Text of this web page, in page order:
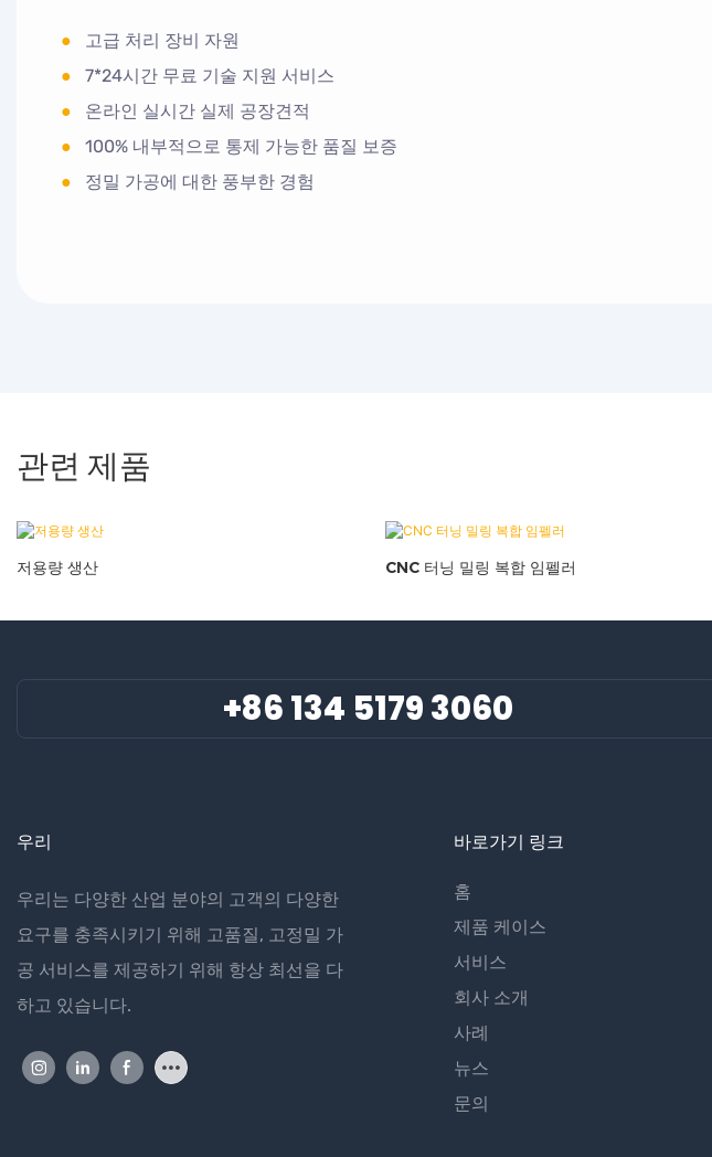
●
고급 처리 장비 자원
●
7*24시간 무료 기술 지원 서비스
●
온라인 실시간 실제 공장견적
●
100% 내부적으로 통제 가능한 품질 보증
●
정밀 가공에 대한 풍부한 경험
관련 제품
저용량 생산 CNC 터닝 밀링 복합 임펠러
+86 134 5179 3060
우리
우리는 다양한 산업 분야의 고객의 다양한
요구를 충족시키기 위해 고품질, 고정밀 가
공 서비스를 제공하기 위해 항상 최선을 다
하고 있습니다.
바로가기 링크
홈
제품 케이스
서비스
회사 소개
사례
뉴스
문의